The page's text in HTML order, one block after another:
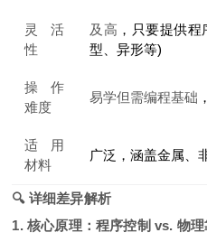
灵活
性
及 高 ， 只要提供程
型 、异形等)
操作
难度
易学但需编程基础
适用
材料
广泛，涵盖金属、
🔍 详细差异解析
1. 核心原理：程序控制 vs. 物理